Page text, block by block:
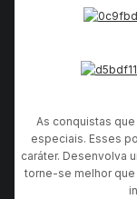
As conquistas
especiais. Esses
caráter. Desenvolva
torne-se melhor